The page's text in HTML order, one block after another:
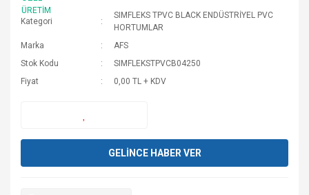
Kategori
SIMFLEKS TPVC BLACK ENDÜSTRİYEL PVC
HORTUMLAR
Marka
AFS
Stok Kodu
SIMFLEKSTPVCB04250
Fiyat
0,00 TL + KDV
GELİNCE HABER VER